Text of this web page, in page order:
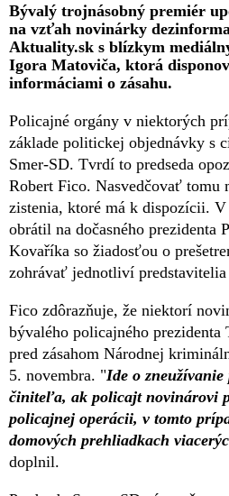
Bývalý trojnásobný premiér
na vzťah novinárky
Aktuality.sk s blízkym
Igora Matoviča, ktorá
informáciami o zásahu.
Policajné orgány v niektorých
základe politickej objednávky s
Smer-SD. Tvrdí to predseda
Robert Fico. Nasvedčovať tomu
zistenia, ktoré má k dispozícii.
obrátil na dočasného prezidenta
Kovaříka so žiadosťou o
zohrávať jednotliví
Fico zdôrazňuje, že niektorí
bývalého policajného prezidenta
pred zásahom Národnej
5. novembra. "Ide o
činiteľa, ak policajt novinárovi
policajnej operácii, v tomto
domových prehliadkach
doplnil.